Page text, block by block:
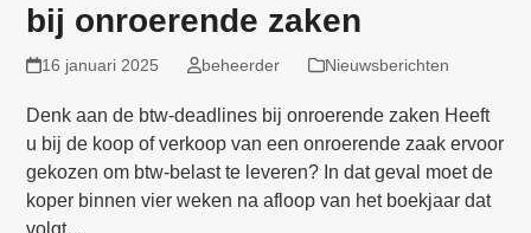
bij onroerende zaken
16 januari 2025 beheerder Nieuwsberichten
Denk aan de btw-deadlines bij onroerende zaken Heeft
u bij de koop of verkoop van een onroerende zaak ervoor
gekozen om btw-belast te leveren? In dat geval moet de
koper binnen vier weken na afloop van het boekjaar dat